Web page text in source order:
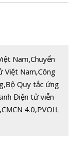
Nam,Chuyển
Việt Nam,Công
,Bộ Quy tắc ứng
Điện tử viễn
,CMCN 4.0,PVOIL